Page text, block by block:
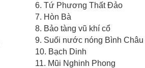
6. Tứ Phương Thất Đảo
7. Hòn Bà
8. Bảo tàng vũ khí cổ
9. Suối nước nóng Bình Châu
10. Bạch Dinh
11. Mũi Nghinh Phong